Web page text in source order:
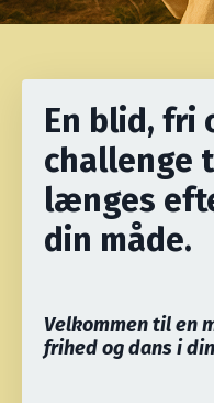
En blid,
challenge
længes
din måde.
Velkommen til en
frihed og dans i